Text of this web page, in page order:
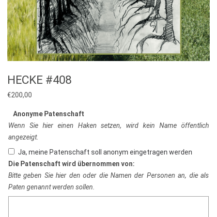
HECKE #408
€200,00
Anonyme Patenschaft
Wenn Sie hier einen Haken setzen, wird kein Name öffentlich
angezeigt.
Ja, meine Patenschaft soll anonym eingetragen werden
Die Patenschaft wird übernommen von:
Bitte geben Sie hier den oder die Namen der Personen an, die als
Paten genannt werden sollen.